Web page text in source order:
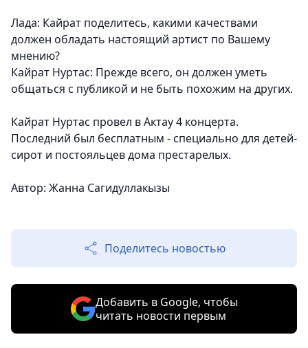
Лада: Кайрат поделитесь, какими качествами
должен обладать настоящий артист по Вашему
мнению?
Кайрат Нуртас: Прежде всего, он должен уметь
общаться с публикой и не быть похожим на других.
Кайрат Нуртас провел в Актау 4 концерта.
Последний был бесплатным - специально для детей-
сирот и постояльцев дома престарелых.
Автор: Жанна Сагидуллакызы
Поделитесь новостью
Добавить в Google, чтобы
читать новости первым